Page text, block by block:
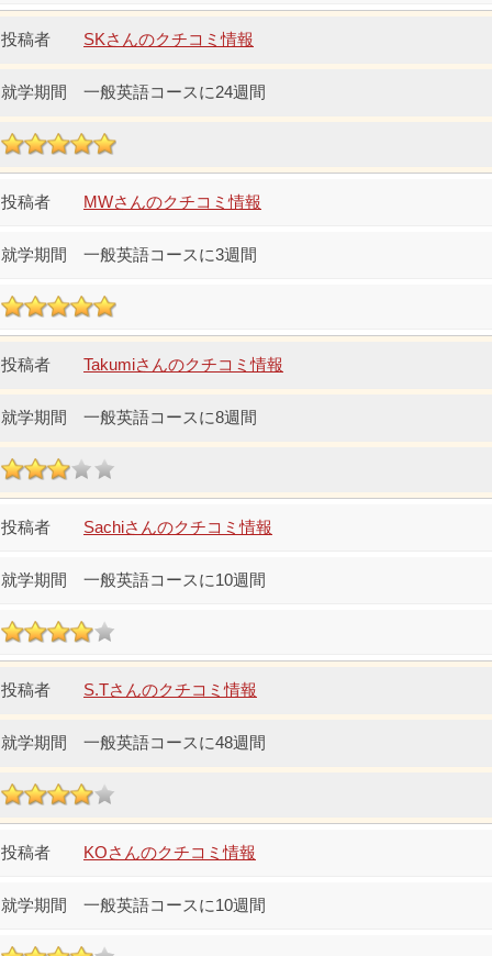
SKさんのクチコミ情報
一般英語コースに24週間
MWさんのクチコミ情報
一般英語コースに3週間
Takumiさんのクチコミ情報
一般英語コースに8週間
Sachiさんのクチコミ情報
一般英語コースに10週間
S.Tさんのクチコミ情報
一般英語コースに48週間
KOさんのクチコミ情報
一般英語コースに10週間